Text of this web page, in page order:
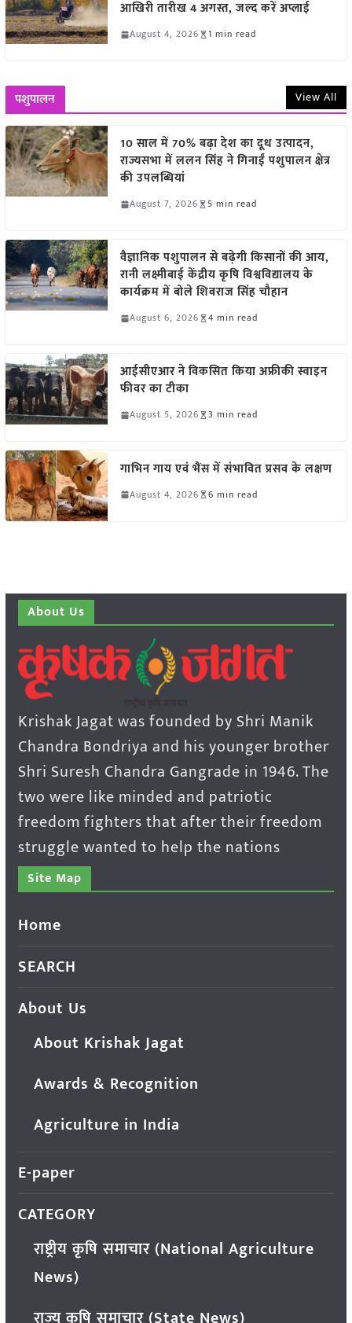
आखिरी तारीख 4 अगस्त, जल्द करें अप्लाई
August 4, 2026 1 min read
पशुपालन View All
10 साल में 70% बढ़ा देश का दूध उत्पादन,
राज्यसभा में ललन सिंह ने गिनाईं पशुपालन क्षेत्र
की उपलब्धियां
August 7, 2026 5 min read
वैज्ञानिक पशुपालन से बढ़ेगी किसानों की आय,
रानी लक्ष्मीबाई केंद्रीय कृषि विश्वविद्यालय के
कार्यक्रम में बोले शिवराज सिंह चौहान
August 6, 2026 4 min read
आईसीएआर ने विकसित किया अफ्रीकी स्वाइन
फीवर का टीका
August 5, 2026 3 min read
गाभिन गाय एवं भैंस में संभावित प्रसव के लक्षण
August 4, 2026 6 min read
About Us
Krishak Jagat was founded by Shri Manik
Chandra Bondriya and his younger brother
Shri Suresh Chandra Gangrade in 1946. The
two were like minded and patriotic
freedom fighters that after their freedom
struggle wanted to help the nations
Site Map
Home
SEARCH
About Us
About Krishak Jagat
Awards & Recognition
Agriculture in India
E-paper
CATEGORY
राष्ट्रीय कृषि समाचार (National Agriculture
News)